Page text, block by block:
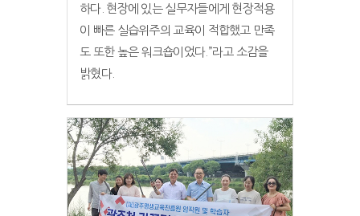
하다. 현장에 있는 실무자들에게 현장적용
이 빠른 실습위주의 교육이 적합했고 만족
도 또한 높은 워크숍이었다.”라고 소감을
밝혔다.